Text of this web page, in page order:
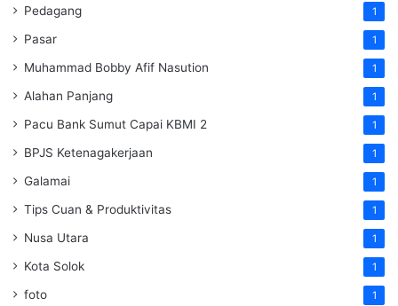
Pedagang 1
Pasar 1
Muhammad Bobby Afif Nasution 1
Alahan Panjang 1
Pacu Bank Sumut Capai KBMI 2 1
BPJS Ketenagakerjaan 1
Galamai 1
Tips Cuan & Produktivitas 1
Nusa Utara 1
Kota Solok 1
foto 1